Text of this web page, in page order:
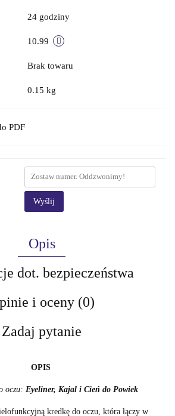
24 godziny
10.99
Brak towaru
0.15 kg
PDF
Wyślij
Opis
dot. bezpieczeństwa
i oceny (0)
Zadaj pytanie
OPIS
oczu: Eyeliner, Kajal i Cień do Powiek
kredkę do oczu, która łączy w